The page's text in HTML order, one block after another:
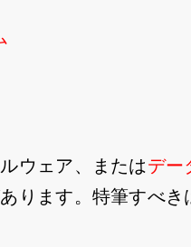
ウェア、またはデー
ります。特筆すべき